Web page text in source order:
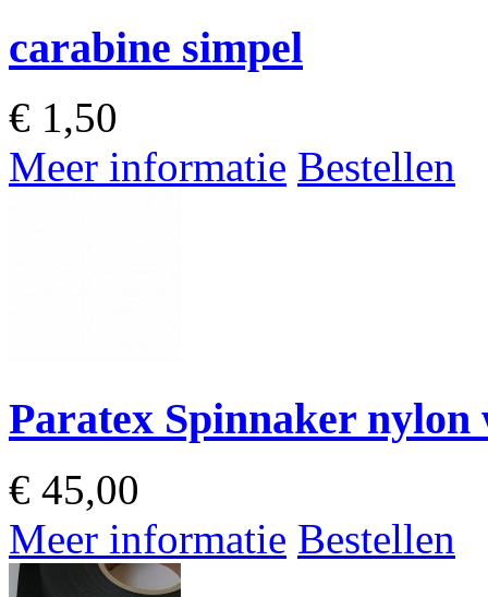
carabine simpel
€ 1,50
Meer informatie Bestellen
Paratex Spinnaker nylon
€ 45,00
Meer informatie Bestellen